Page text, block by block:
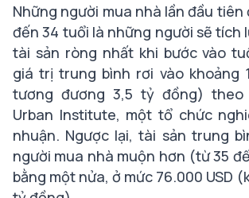
Những người mua nhà lần đầu tiên
đến 34 tuổi là những người sẽ tích
tài sản ròng nhất khi bước vào
giá trị trung bình rơi vào khoảng
tương đương 3,5 tỷ đồng)
Urban Institute, một tổ chức
nhuận. Ngược lại, tài sản trung
người mua nhà muộn hơn (từ 35
bằng một nửa, ở mức 76.000 USD